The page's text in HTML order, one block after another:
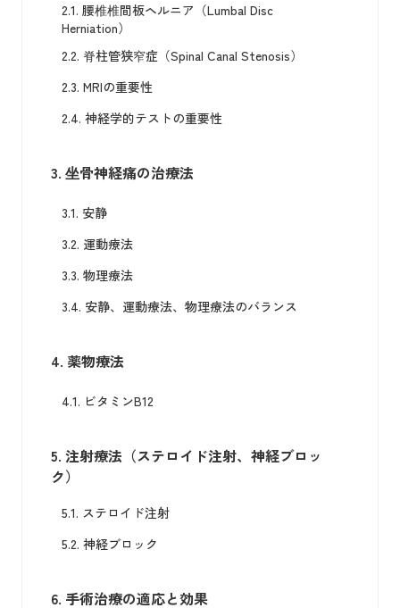
2.1. 腰椎椎間板ヘルニア（Lumbal Disc
Herniation）
2.2. 脊柱管狭窄症（Spinal Canal Stenosis）
2.3. MRIの重要性
2.4. 神経学的テストの重要性
3. 坐骨神経痛の治療法
3.1. 安静
3.2. 運動療法
3.3. 物理療法
3.4. 安静、運動療法、物理療法のバランス
4. 薬物療法
4.1. ビタミンB12
5. 注射療法（ステロイド注射、神経ブロッ
ク）
5.1. ステロイド注射
5.2. 神経ブロック
6. 手術治療の適応と効果